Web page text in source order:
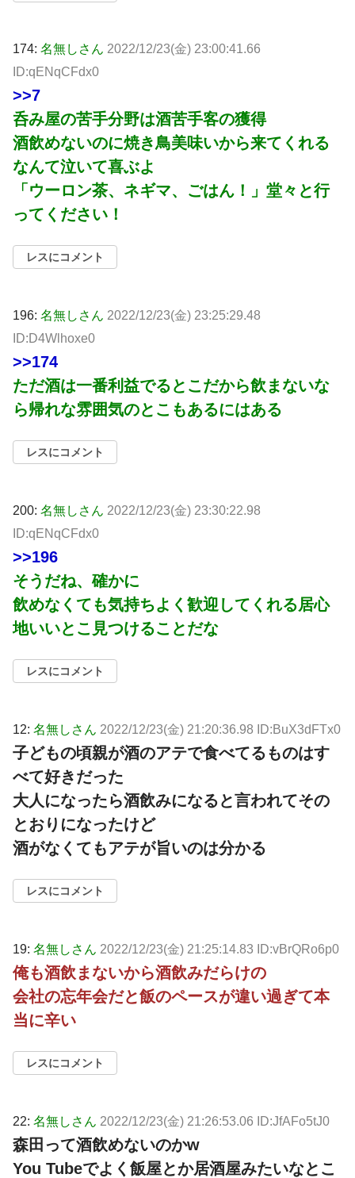
174: 名無しさん 2022/12/23(金) 23:00:41.66
ID:qENqCFdx0
>>7
呑み屋の苦手分野は酒苦手客の獲得
酒飲めないのに焼き鳥美味いから来てくれる
なんて泣いて喜ぶよ
「ウーロン茶、ネギマ、ごはん！」堂々と行
ってください！
レスにコメント
196: 名無しさん 2022/12/23(金) 23:25:29.48
ID:D4Wlhoxe0
>>174
ただ酒は一番利益でるとこだから飲まないな
ら帰れな雰囲気のとこもあるにはある
レスにコメント
200: 名無しさん 2022/12/23(金) 23:30:22.98
ID:qENqCFdx0
>>196
そうだね、確かに
飲めなくても気持ちよく歓迎してくれる居心
地いいとこ見つけることだな
レスにコメント
12: 名無しさん 2022/12/23(金) 21:20:36.98 ID:BuX3dFTx0
子どもの頃親が酒のアテで食べてるものはす
べて好きだった
大人になったら酒飲みになると言われてその
とおりになったけど
酒がなくてもアテが旨いのは分かる
レスにコメント
19: 名無しさん 2022/12/23(金) 21:25:14.83 ID:vBrQRo6p0
俺も酒飲まないから酒飲みだらけの
会社の忘年会だと飯のペースが違い過ぎて本
当に辛い
レスにコメント
22: 名無しさん 2022/12/23(金) 21:26:53.06 ID:JfAFo5tJ0
森田って酒飲めないのかw
You Tubeでよく飯屋とか居酒屋みたいなとこ